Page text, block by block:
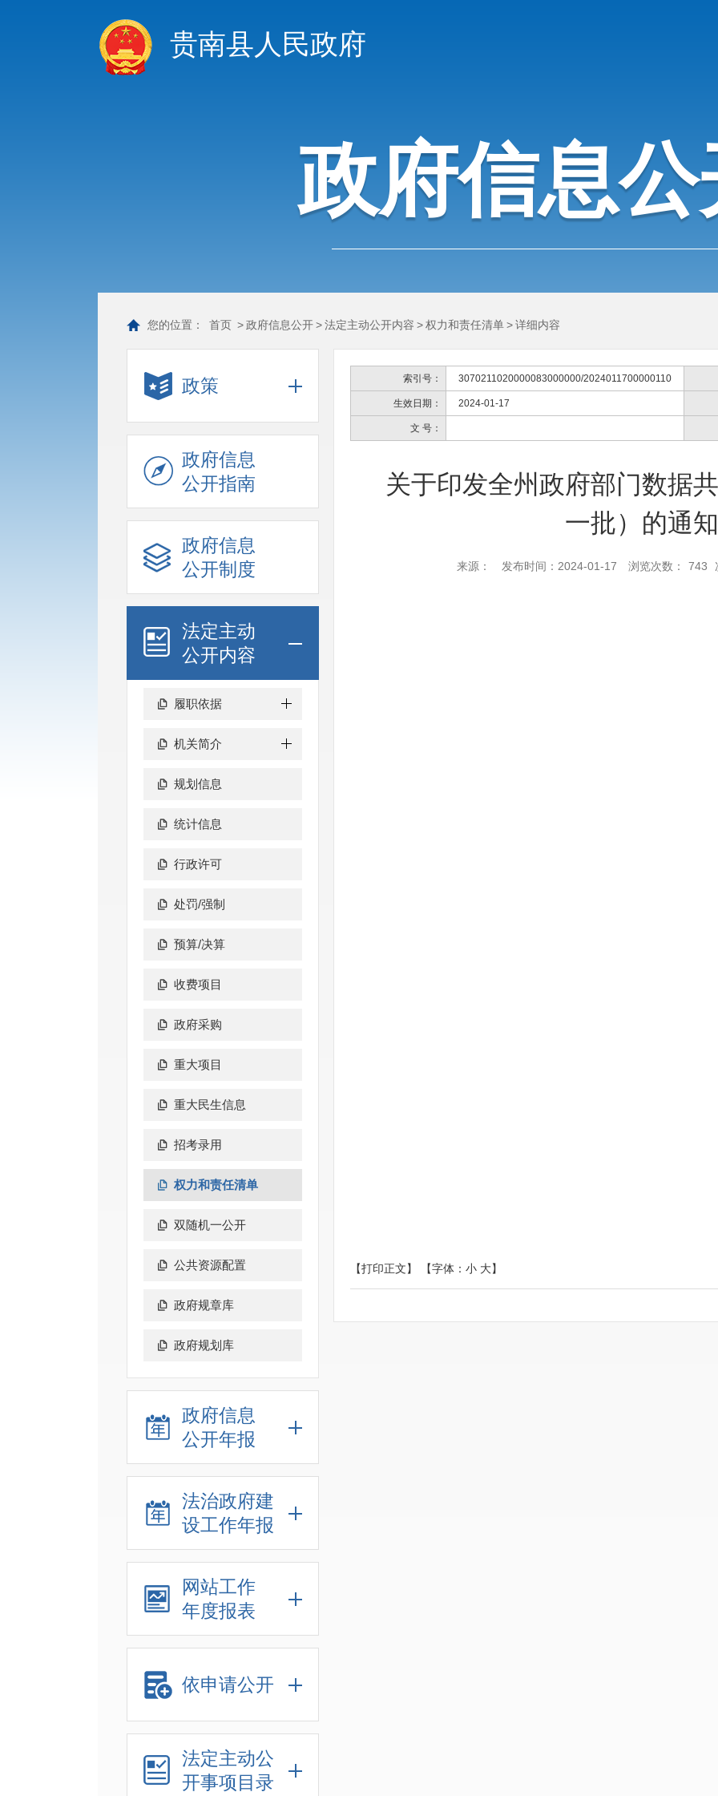
贵南县人民政府
政府信息公
您的位置： 首页 >政府信息公开>法定主动公开内容 >权力和责任清单>详细内容
政策
政府信息
公开指南
政府信息
公开制度
法定主动
公开内容
履职依据
机关简介
规划信息
统计信息
行政许可
处罚/强制
预算/决算
收费项目
政府采购
重大项目
重大民生信息
招考录用
权力和责任清单
双随机一公开
公共资源配置
政府规章库
政府规划库
政府信息
公开年报
法治政府建
设工作年报
网站工作
年度报表
依申请公开
法定主动公
开事项目录
索引号： 3070211020000083000000/2024011700000110
生效日期： 2024-01-17
文 号：
关于印发全州政府部门数据
一批）的通知
来源： 发布时间：2024-01-17 浏览次数： 743
【打印正文】 【字体： 小 大】